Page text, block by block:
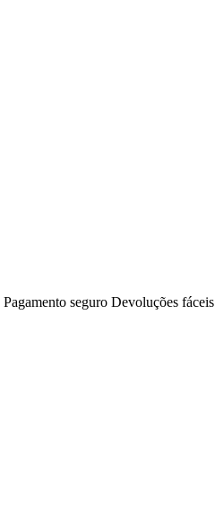
Pagamento seguro Devoluções fáceis